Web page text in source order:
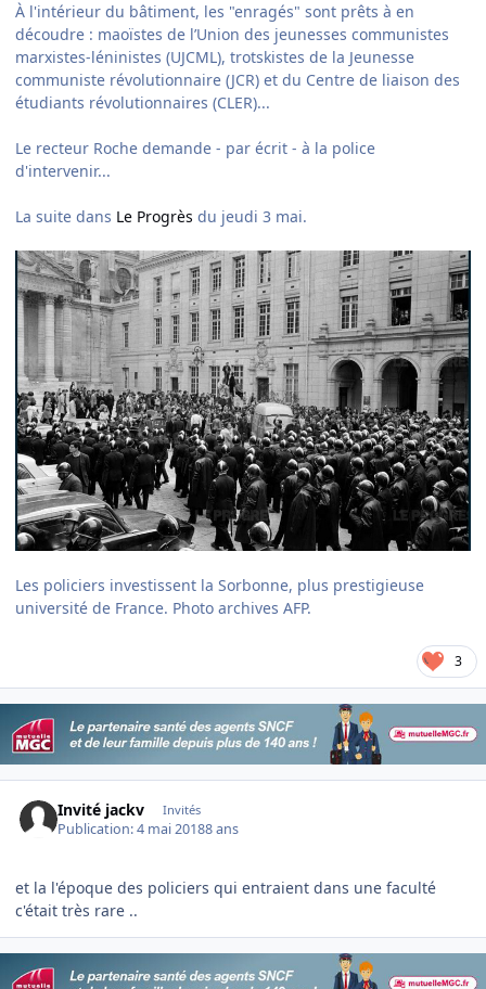
À l'intérieur du bâtiment, les "enragés" sont prêts à en
découdre : maoïstes de l’Union des jeunesses communistes
marxistes-léninistes (UJCML), trotskistes de la Jeunesse
communiste révolutionnaire (JCR) et du Centre de liaison des
étudiants révolutionnaires (CLER)...
Le recteur Roche demande - par écrit - à la police
d'intervenir...
La suite dans Le Progrès du jeudi 3 mai.
Les policiers investissent la Sorbonne, plus prestigieuse
université de France. Photo archives AFP.
3
Invité jackv Invités
Publication:4 mai 20188 ans
et la l'époque des policiers qui entraient dans une faculté
c'était très rare ..